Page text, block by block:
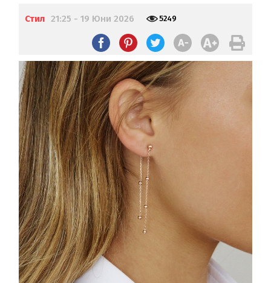
Стил 21:25 - 19 Юни 2026 5249